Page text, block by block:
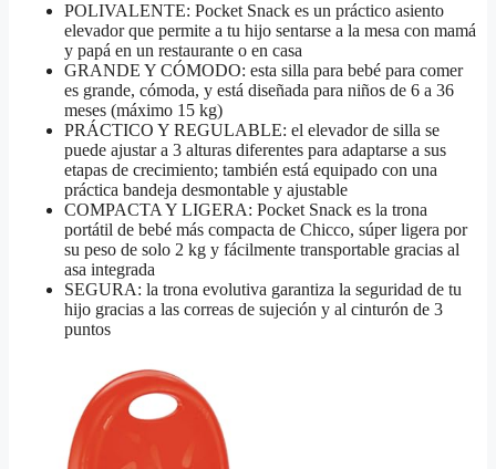
POLIVALENTE: Pocket Snack es un práctico asiento
elevador que permite a tu hijo sentarse a la mesa con mamá
y papá en un restaurante o en casa
GRANDE Y CÓMODO: esta silla para bebé para comer
es grande, cómoda, y está diseñada para niños de 6 a 36
meses (máximo 15 kg)
PRÁCTICO Y REGULABLE: el elevador de silla se
puede ajustar a 3 alturas diferentes para adaptarse a sus
etapas de crecimiento; también está equipado con una
práctica bandeja desmontable y ajustable
COMPACTA Y LIGERA: Pocket Snack es la trona
portátil de bebé más compacta de Chicco, súper ligera por
su peso de solo 2 kg y fácilmente transportable gracias al
asa integrada
SEGURA: la trona evolutiva garantiza la seguridad de tu
hijo gracias a las correas de sujeción y al cinturón de 3
puntos